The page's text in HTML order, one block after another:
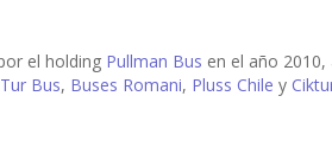
el holding Pullman Bus en el año 2010,
Tur Bus, Buses Romani, Pluss Chile y